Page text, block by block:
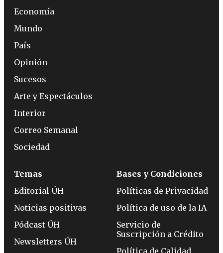
Economía
Mundo
País
Opinión
Sucesos
Arte y Espectáculos
Interior
Correo Semanal
Sociedad
Temas
Editorial ÚH
Noticias positivas
Pódcast ÚH
Newsletters ÚH
Bases y Condiciones
Políticas de Privacidad
Política de uso de la IA
Servicio de
Suscripción a Crédito
Política de Calidad